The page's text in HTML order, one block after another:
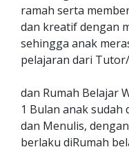
ramah serta
dan kreatif dengan
sehingga anak
pelajaran dari
dan Rumah Belajar
1 Bulan anak
dan Menulis,
berlaku diRumah